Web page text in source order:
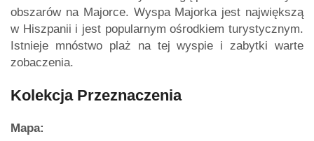
obszarów na Majorce. Wyspa Majorka jest największą
w Hiszpanii i jest popularnym ośrodkiem turystycznym.
Istnieje mnóstwo plaż na tej wyspie i zabytki warte
zobaczenia.
Kolekcja Przeznaczenia
Mapa: